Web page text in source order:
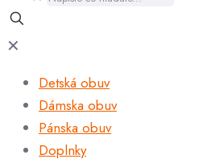
✕
Detská obuv
Dámska obuv
Pánska obuv
Doplnky